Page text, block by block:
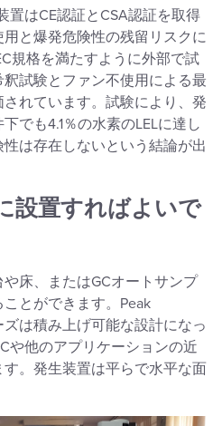
置はCE認証とCSA認証を取得
と爆発危険性の残留リスクに
規格を満たすように外部で試
試験とファン不使用による最
れています。試験により、発
でも4.1％の水素のLELに達し
は存在しないという結論が出
設置すればよいで
床、またはGCオートサンプ
とができます。Peak
は積み上げ可能な設計になっ
や他のアプリケーションの近
。発生装置は平らで水平な面